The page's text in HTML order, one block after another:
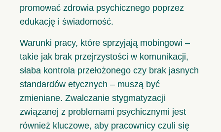
promować zdrowia psychicznego poprzez
edukację i świadomość.
Warunki pracy, które sprzyjają mobingowi –
takie jak brak przejrzystości w komunikacji,
słaba kontrola przełożonego czy brak jasnych
standardów etycznych – muszą być
zmieniane. Zwalczanie stygmatyzacji
związanej z problemami psychicznymi jest
również kluczowe, aby pracownicy czuli się